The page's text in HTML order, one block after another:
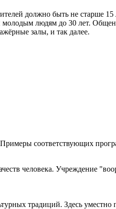
должно быть не старше 15
молодым людям до 30 лет.
залы, и так далее.
соответствующих
человека. Учреждение
традиций. Здесь уместно